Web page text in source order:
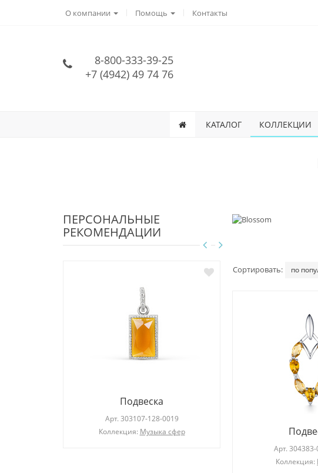
О компании Помощь Контакты
8-800-333-39-25
+7 (4942) 49 74 76
КАТАЛОГ КОЛЛЕКЦИИ
ПЕРСОНАЛЬНЫЕ
РЕКОМЕНДАЦИИ
Подвеска
Арт. 303107-128-0019
Коллекция: Музыка сфер
Коллекция:
Сортировать по
Арт.
Коллекция: